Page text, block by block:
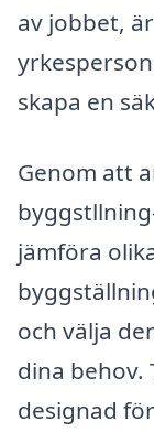
av jobbet,
skapa en
Genom att
jämföra
och välja
dina behov.
designad